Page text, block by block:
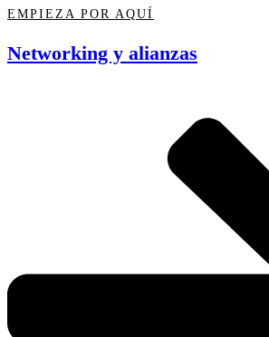
EMPIEZA POR AQUÍ
Networking y alianzas